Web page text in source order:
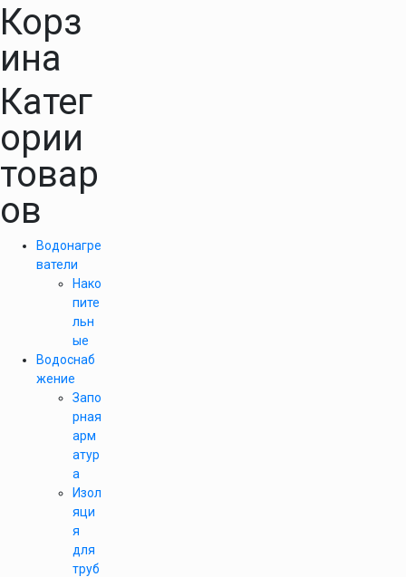
Корз
ина
Катег
ории
товар
ов
Водонагре
ватели
Нако
пите
льн
ые
Водоснаб
жение
Запо
рная
арм
атур
а
Изол
яци
я
для
труб